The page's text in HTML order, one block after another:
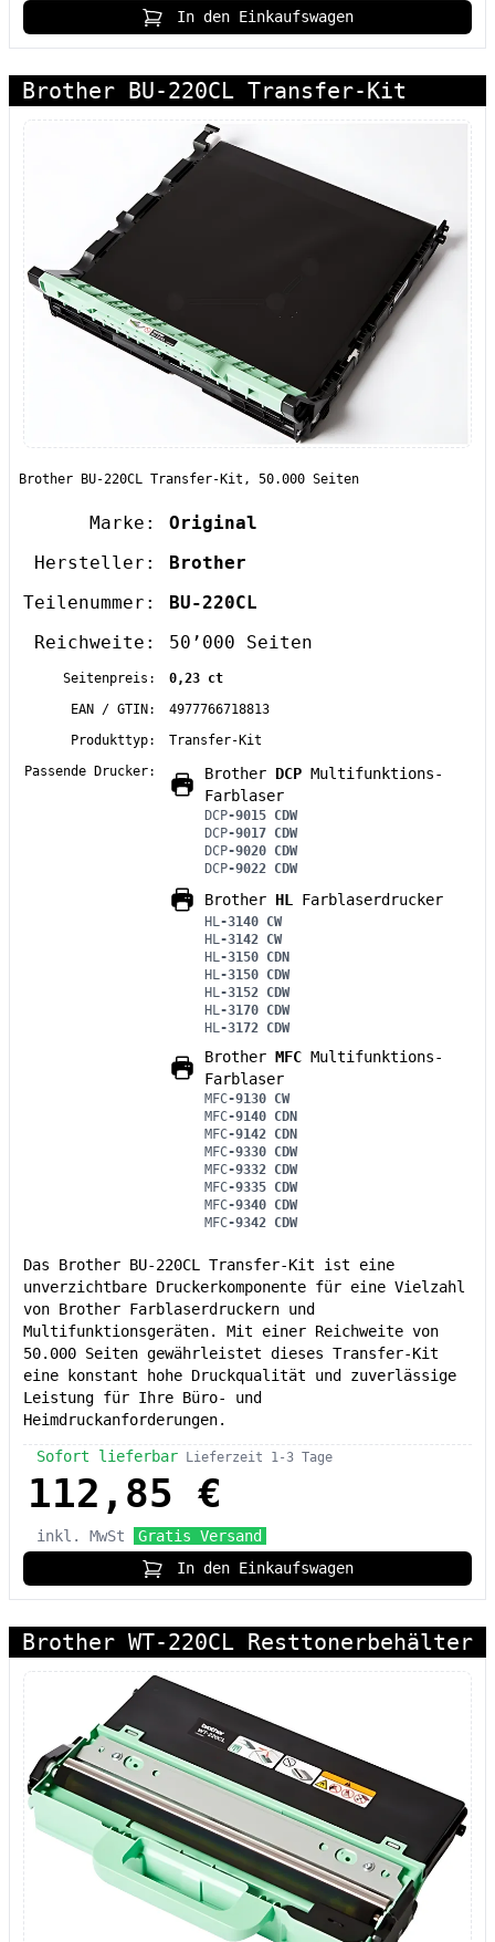
In den Einkaufswagen
Brother BU-220CL Transfer-Kit
Brother BU-220CL Transfer-Kit, 50.000 Seiten
Marke:
Original
Hersteller:
Brother
Teilenummer:
BU-220CL
Reichweite:
50’000 Seiten
Seitenpreis:
0,23 ct
EAN / GTIN:
4977766718813
Produkttyp:
Transfer-Kit
Passende Drucker:
Brother DCP Multifunktions-
Farblaser
DCP-9015 CDW
DCP-9017 CDW
DCP-9020 CDW
DCP-9022 CDW
Brother HL Farblaserdrucker
HL -3140 CW
HL -3142 CW
HL -3150 CDN
HL -3150 CDW
HL -3152 CDW
HL -3170 CDW
HL -3172 CDW
Brother MFC Multifunktions-
Farblaser
MFC-9130 CW
MFC-9140 CDN
MFC-9142 CDN
MFC-9330 CDW
MFC-9332 CDW
MFC-9335 CDW
MFC-9340 CDW
MFC-9342 CDW
Das Brother BU-220CL Transfer-Kit ist eine
unverzichtbare Druckerkomponente für eine Vielzahl
von Brother Farblaserdruckern und
Multifunktionsgeräten. Mit einer Reichweite von
50.000 Seiten gewährleistet dieses Transfer-Kit
eine konstant hohe Druckqualität und zuverlässige
Leistung für Ihre Büro- und
Heimdruckanforderungen.
Sofort lieferbar Lieferzeit 1-3 Tage
112,85 €
inkl. MwSt
Gratis Versand
In den Einkaufswagen
Brother WT-220CL Resttonerbehälter